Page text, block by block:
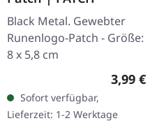
Black Metal. Gewebter
Runenlogo-Patch - Größe:
8 x 5,8 cm
3,99 €
Sofort verfügbar,
Lieferzeit: 1-2 Werktage